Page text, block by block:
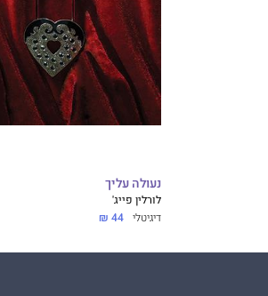
נעולה עליך
לורלין פייג'
דיגיטלי 44 ₪